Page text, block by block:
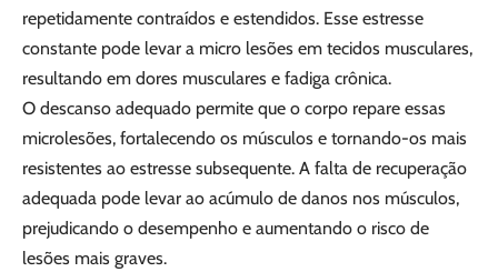
repetidamente contraídos e estendidos. Esse estresse
constante pode levar a micro lesões em tecidos musculares,
resultando em dores musculares e fadiga crônica.
O descanso adequado permite que o corpo repare essas
microlesões, fortalecendo os músculos e tornando-os mais
resistentes ao estresse subsequente. A falta de recuperação
adequada pode levar ao acúmulo de danos nos músculos,
prejudicando o desempenho e aumentando o risco de
lesões mais graves.